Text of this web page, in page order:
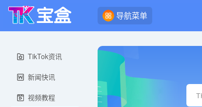
导航菜单
TikTok资讯
新闻快讯
视频教程